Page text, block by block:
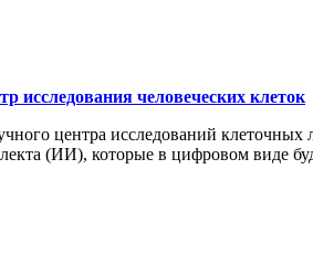
исследования человеческих клеток
центра исследований клеточных
(ИИ), которые в цифровом виде